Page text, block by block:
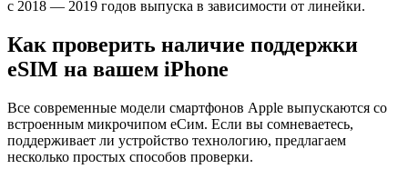
с 2018 — 2019 годов выпуска в зависимости от линейки.
Как проверить наличие поддержки
eSIM на вашем iPhone
Все современные модели смартфонов Apple выпускаются со
встроенным микрочипом еСим. Если вы сомневаетесь,
поддерживает ли устройство технологию, предлагаем
несколько простых способов проверки.